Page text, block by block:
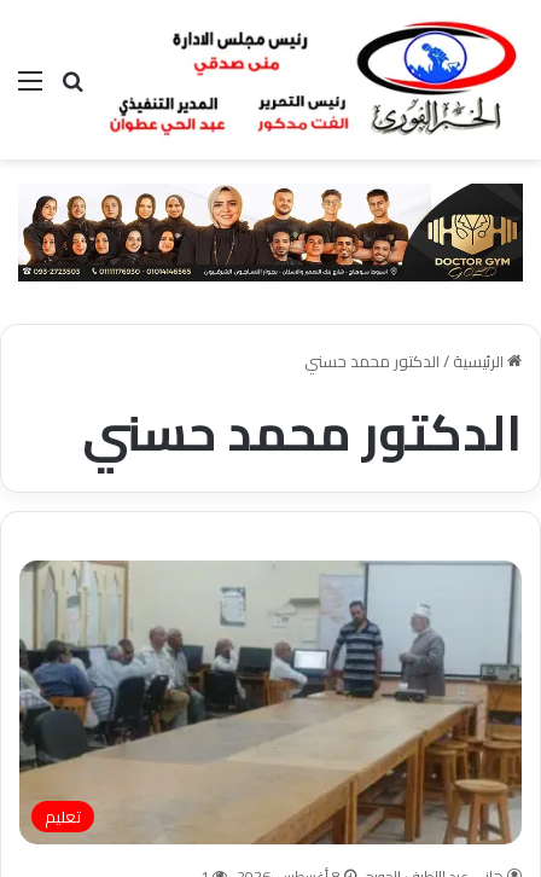
بحث عن
الرئيسية/الدكتور محمد حسني
الدكتور محمد حسني
تعليم